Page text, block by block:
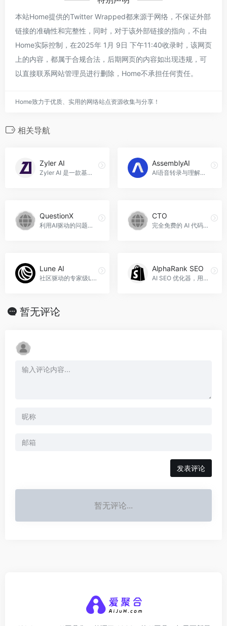
本站Home提供的Twitter Wrapped都来源于网络，不保证外部
链接的准确性和完整性，同时，对于该外部链接的指向，不由
Home实际控制，在2025年 1月 9日 下午11:40收录时，该网页
上的内容，都属于合规合法，后期网页的内容如出现违规，可
以直接联系网站管理员进行删除，Home不承担任何责任。
Home致力于优质、实用的网络站点资源收集与分享！
相关导航
Zyler AI
Zyler AI 是一款基于 AI 的工具，可简化 Google Analytics 的数据分析流程，提高效率。
AssemblyAI
AI语音转录与理解，AssemblyAI官网入口网址
QuestionX
利用AI驱动的问题生成器轻松创建独特而引人入胜的问题，为任何主题或目的生成定制问题。
CTO
完全免费的 AI 代码助手，使用最佳 AI 模型。
Lune AI
社区驱动的专家级LLMs市场，专为技术主题设计。
AlphaRank SEO
AI SEO 优化器，用于提高您的 Shopify 商店在搜索引擎中的排名。AlphaRank SEO官网入口网址
暂无评论
发表评论
暂无评论...